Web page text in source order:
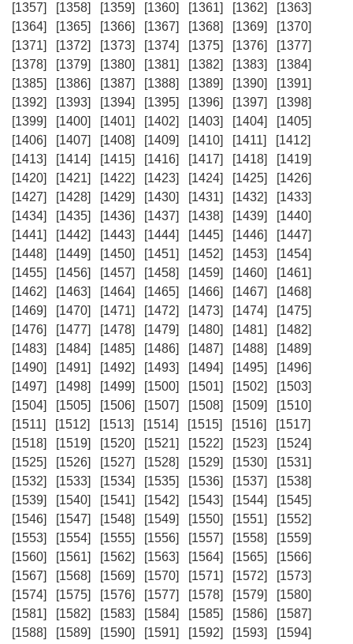
[1357]
[1358] [1359] [1360] [1361] [1362]
[1363]
[1364]
[1365] [1366] [1367] [1368] [1369]
[1370]
[1371]
[1372] [1373] [1374] [1375] [1376]
[1377]
[1378]
[1379] [1380] [1381] [1382] [1383]
[1384]
[1385]
[1386] [1387] [1388] [1389] [1390]
[1391]
[1392]
[1393] [1394] [1395] [1396] [1397]
[1398]
[1399]
[1400] [1401] [1402] [1403] [1404]
[1405]
[1406]
[1407] [1408] [1409] [1410] [1411]
[1412]
[1413]
[1414] [1415] [1416] [1417] [1418]
[1419]
[1420]
[1421] [1422] [1423] [1424] [1425]
[1426]
[1427]
[1428] [1429] [1430] [1431] [1432]
[1433]
[1434]
[1435] [1436] [1437] [1438] [1439]
[1440]
[1441]
[1442] [1443] [1444] [1445] [1446]
[1447]
[1448]
[1449] [1450] [1451] [1452] [1453]
[1454]
[1455]
[1456] [1457] [1458] [1459] [1460]
[1461]
[1462]
[1463] [1464] [1465] [1466] [1467]
[1468]
[1469]
[1470] [1471] [1472] [1473] [1474]
[1475]
[1476]
[1477] [1478] [1479] [1480] [1481]
[1482]
[1483]
[1484] [1485] [1486] [1487] [1488]
[1489]
[1490]
[1491] [1492] [1493] [1494] [1495]
[1496]
[1497]
[1498] [1499] [1500] [1501] [1502]
[1503]
[1504]
[1505] [1506] [1507] [1508] [1509]
[1510]
[1511]
[1512] [1513] [1514] [1515] [1516]
[1517]
[1518]
[1519] [1520] [1521] [1522] [1523]
[1524]
[1525]
[1526] [1527] [1528] [1529] [1530]
[1531]
[1532]
[1533] [1534] [1535] [1536] [1537]
[1538]
[1539]
[1540] [1541] [1542] [1543] [1544]
[1545]
[1546]
[1547] [1548] [1549] [1550] [1551]
[1552]
[1553]
[1554] [1555] [1556] [1557] [1558]
[1559]
[1560]
[1561] [1562] [1563] [1564] [1565]
[1566]
[1567]
[1568] [1569] [1570] [1571] [1572]
[1573]
[1574]
[1575] [1576] [1577] [1578] [1579]
[1580]
[1581]
[1582] [1583] [1584] [1585] [1586]
[1587]
[1588]
[1589] [1590] [1591] [1592] [1593]
[1594]